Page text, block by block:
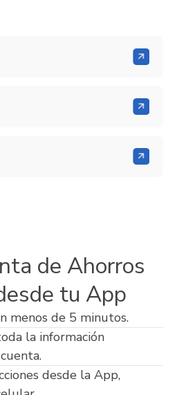
de Ahorros
tu App
menos de 5 minutos.
la información
desde la App,